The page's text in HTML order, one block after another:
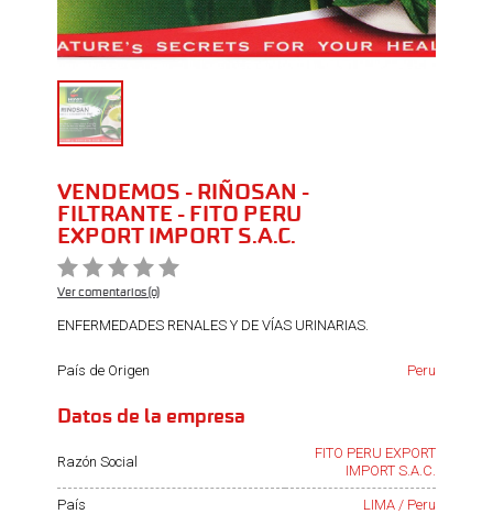
VENDEMOS - RIÑOSAN -
FILTRANTE - FITO PERU
EXPORT IMPORT S.A.C.
Ver comentarios (0)
ENFERMEDADES RENALES Y DE VÍAS URINARIAS.
País de Origen Peru
Datos de la empresa
Razón Social
FITO PERU EXPORT
IMPORT S.A.C.
País LIMA / Peru